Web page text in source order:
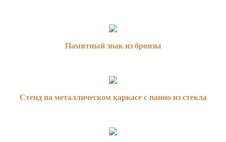
Памятный знак из бронзы
Стенд на металлическом каркасе с панно из стекла